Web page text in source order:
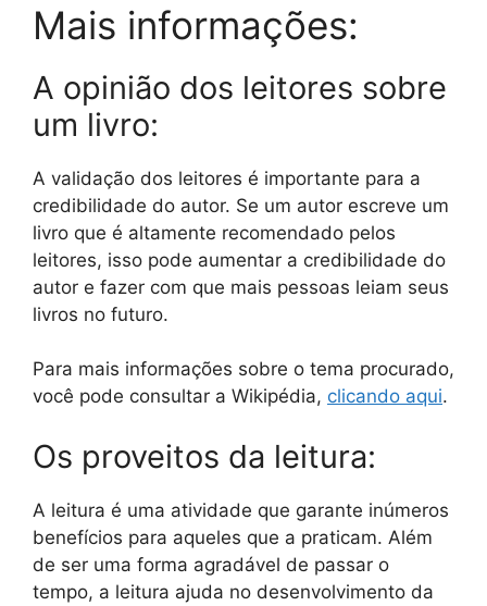
Mais informações:
A opinião dos leitores sobre
um livro:
A validação dos leitores é importante para a
credibilidade do autor. Se um autor escreve um
livro que é altamente recomendado pelos
leitores, isso pode aumentar a credibilidade do
autor e fazer com que mais pessoas leiam seus
livros no futuro.
Para mais informações sobre o tema procurado,
você pode consultar a Wikipédia, clicando aqui.
Os proveitos da leitura:
A leitura é uma atividade que garante inúmeros
benefícios para aqueles que a praticam. Além
de ser uma forma agradável de passar o
tempo, a leitura ajuda no desenvolvimento da